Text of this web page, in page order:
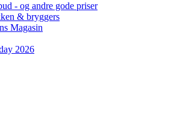
- og andre gode priser
& bryggers
Magasin
2026